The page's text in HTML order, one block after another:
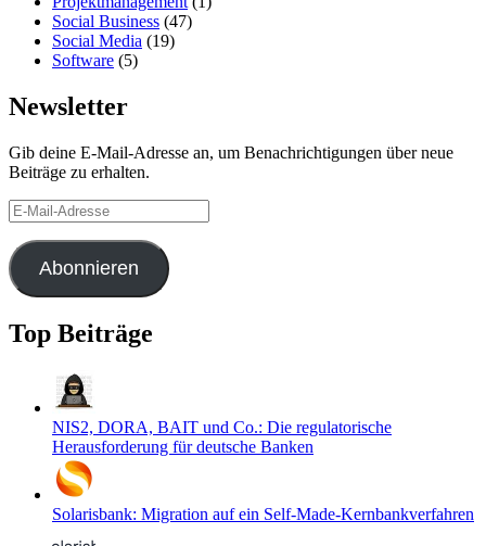
Social Business (47)
Social Media (19)
Software (5)
Newsletter
Gib deine E-Mail-Adresse an, um Benachrichtigungen über neue
Beiträge zu erhalten.
E-
Mail-
Adresse
Abonnieren
Top Beiträge
NIS2, DORA, BAIT und Co.: Die regulatorische
Herausforderung für deutsche Banken
Solarisbank: Migration auf ein Self-Made-Kernbankverfahren